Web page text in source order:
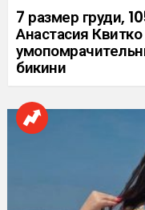
7 размер груди,
Анастасия
бикини